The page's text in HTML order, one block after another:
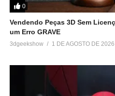
Relacionado
8 Ideias de Natal pra
19 de dezembro de 2025
0
Vendendo Peças 3D Sem
um Erro GRAVE
3dgeekshow 1 DE AGOSTO DE 2026